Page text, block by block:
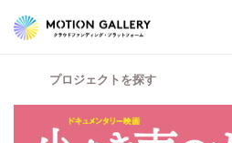
プロジェクトを探す